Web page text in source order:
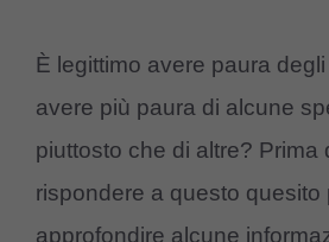
È legittimo avere paura
avere più paura di alcune
piuttosto che di altre? Prima
rispondere a questo quesito
approfondire alcune